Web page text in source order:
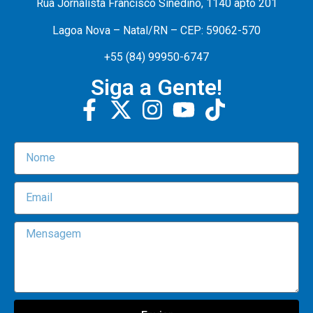
Rua Jornalista Francisco Sinedino, 1140 apto 201
Lagoa Nova – Natal/RN – CEP: 59062-570
+55 (84) 99950-6747
Siga a Gente!